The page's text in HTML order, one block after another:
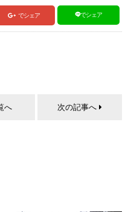
でシェア でシェア
へ 次の記事へ